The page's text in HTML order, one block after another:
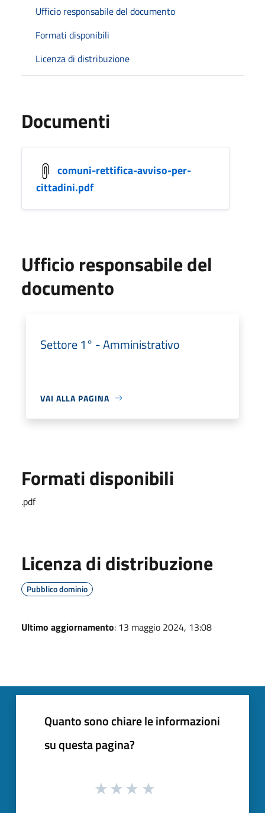
Ufficio responsabile del documento
Formati disponibili
Licenza di distribuzione
Documenti
comuni-rettifica-avviso-per-
cittadini.pdf
Ufficio responsabile del
documento
Settore 1° - Amministrativo
VAI ALLA PAGINA
Formati disponibili
.pdf
Licenza di distribuzione
Pubblico dominio
Ultimo aggiornamento: 13 maggio 2024, 13:08
Quanto sono chiare le informazioni
su questa pagina?